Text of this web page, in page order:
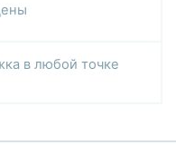
в любой точке